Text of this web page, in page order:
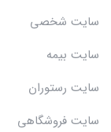
سایت شخصی
سایت بیمه
سایت رستوران
سایت فروشگاهی